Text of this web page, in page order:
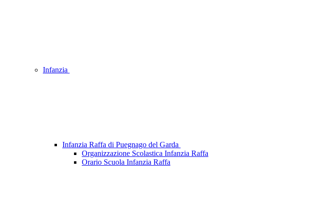
Infanzia
Infanzia Raffa di Puegnago del Garda
Organizzazione Scolastica Infanzia Raffa
Orario Scuola Infanzia Raffa